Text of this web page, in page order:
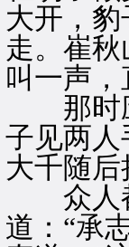
大开，
走。崔
叫一声，
那时应
子见两
大千随
众人都
道：“承